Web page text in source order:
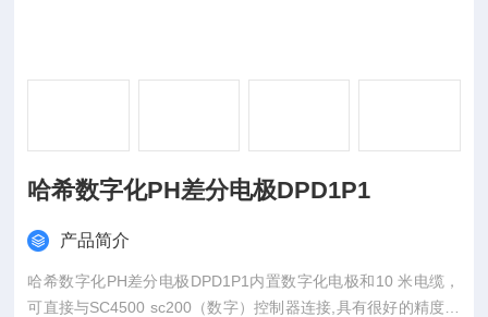
哈希数字化PH差分电极DPD1P1
产品简介
哈希数字化PH差分电极DPD1P1内置数字化电极和10 米电缆，
可直接与SC4500 sc200（数字）控制器连接,具有很好的精度和